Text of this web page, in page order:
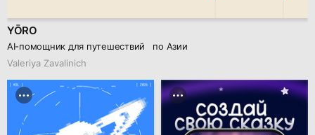
YŌRO
AI-помощник для путешествий по Азии
Valeriya Zavalinich